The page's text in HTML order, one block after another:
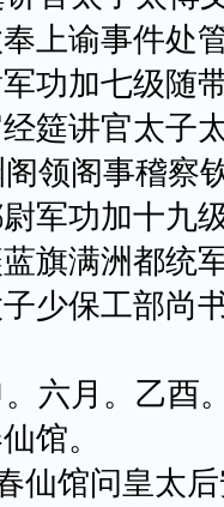
上谕事件处
功加七级随
筵讲官太子
阁事稽察
军功加十九
旗满洲都统
少保工部尚
月。乙酉
馆。
馆问皇太后